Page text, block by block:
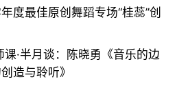
度最佳原创舞蹈专场“桂蕊”创
·半月谈：陈晓勇《音乐的边
造与聆听》